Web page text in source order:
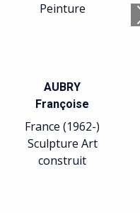
Peinture
AUBRY
Françoise
France (1962-)
Sculpture Art
construit